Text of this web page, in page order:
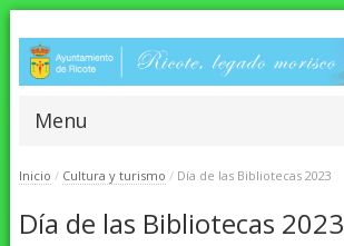
Menu
Inicio / Cultura y turismo / Día de las Bibliotecas 2023
Día de las Bibliotecas 2023